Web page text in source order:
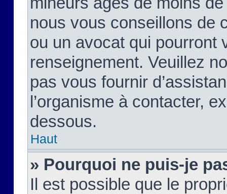
nous vous conseillons de
ou un avocat qui pourront
renseignement. Veuillez
pas vous fournir
l’organisme à contacter,
dessous.
Haut
» Pourquoi ne puis-je
Il est possible que le